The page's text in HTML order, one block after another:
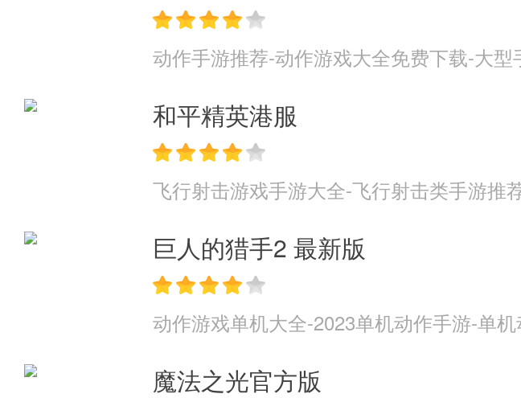
动作手游推荐-动作游戏大全免费下载-大型
和平精英港服
飞行射击游戏手游大全-飞行射击类手游推
巨人的猎手2 最新版
动作游戏单机大全-2023单机动作手游-单
魔法之光官方版